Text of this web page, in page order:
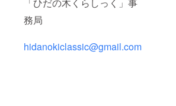
「ひだの木くらしっく」事
務局
hidanokiclassic@gmail.com